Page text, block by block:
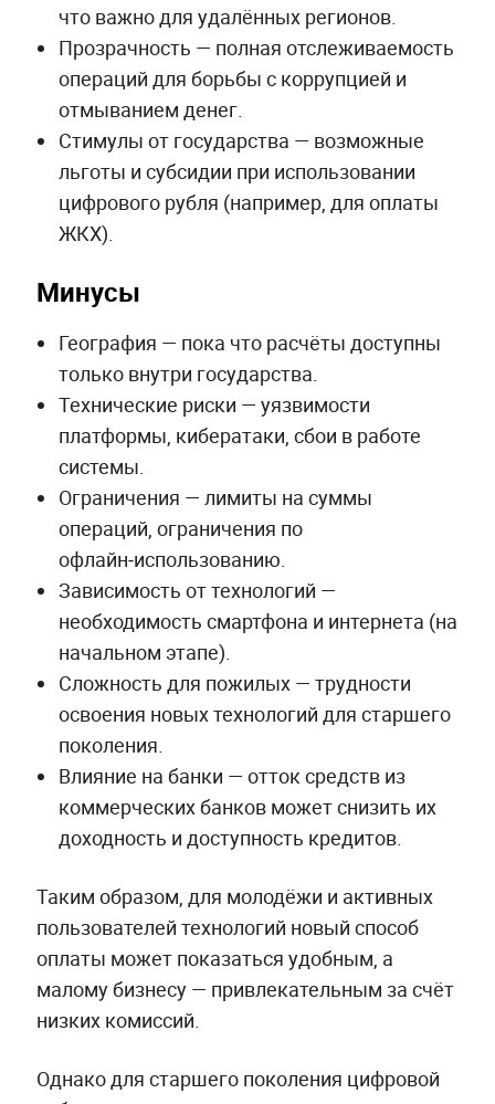
что важно для удалённых регионов.
Прозрачность — полная отслеживаемость
операций для борьбы с коррупцией и
отмыванием денег.
Стимулы от государства — возможные
льготы и субсидии при использовании
цифрового рубля (например, для оплаты
ЖКХ).
Минусы
География — пока что расчёты доступны
только внутри государства.
Технические риски — уязвимости
платформы, кибератаки, сбои в работе
системы.
Ограничения — лимиты на суммы
операций, ограничения по
офлайн‑использованию.
Зависимость от технологий —
необходимость смартфона и интернета (на
начальном этапе).
Сложность для пожилых — трудности
освоения новых технологий для старшего
поколения.
Влияние на банки — отток средств из
коммерческих банков может снизить их
доходность и доступность кредитов.
Таким образом, для молодёжи и активных
пользователей технологий новый способ
оплаты может показаться удобным, а
малому бизнесу — привлекательным за счёт
низких комиссий.
Однако для старшего поколения цифровой